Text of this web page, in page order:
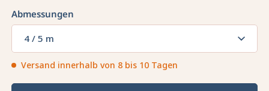
Abmessungen
4 / 5 m
Versand innerhalb von 8 bis 10 Tagen